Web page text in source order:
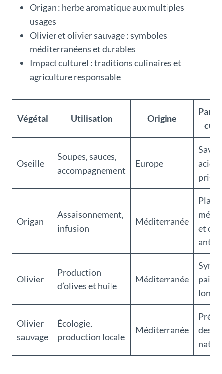
Origan : herbe aromatique aux multiples
usages
Olivier et olivier sauvage : symboles
méditerranéens et durables
Impact culturel : traditions culinaires et
agriculture responsable
Végétal Utilisation Origine
Oseille
Soupes, sauces,
accompagnement
Europe
prisée
Origan
Assaisonnement,
infusion
Méditerranée
et
Olivier
Production
d’olives et huile
Méditerranée
paix
Olivier
sauvage
Écologie,
production locale
Méditerranée
des